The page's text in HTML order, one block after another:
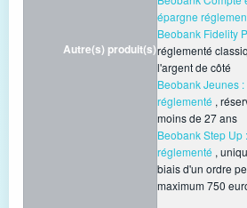
Autre(s) produit(s)
épargne
Beobank Fidelity
réglementé
l'argent de côté
Beobank Jeunes
réglementé ,
moins de 27 ans
Beobank Step Up
réglementé ,
biais d'un ordre
maximum 750